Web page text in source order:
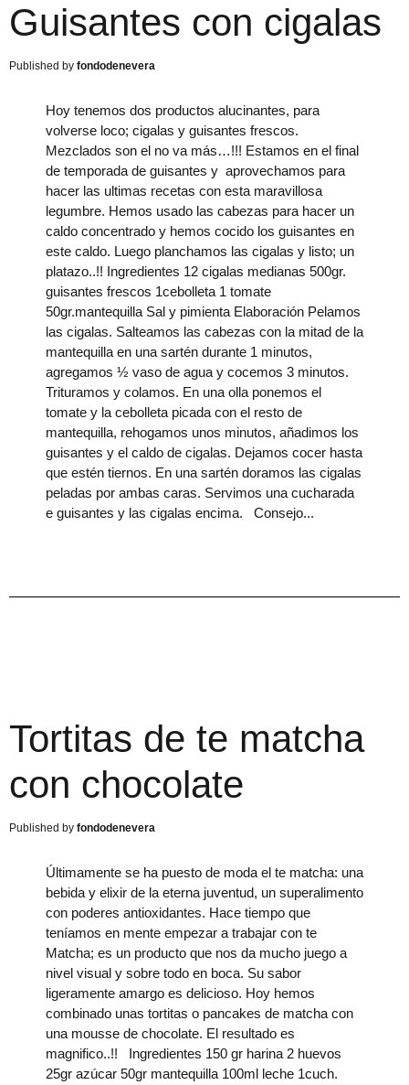
Guisantes con cigalas
fondodenevera
Hoy tenemos dos productos alucinantes, para
volverse loco; cigalas y guisantes frescos.
Mezclados son el no va más…!!! Estamos en el final
de temporada de guisantes y aprovechamos para
hacer las ultimas recetas con esta maravillosa
legumbre. Hemos usado las cabezas para hacer un
caldo concentrado y hemos cocido los guisantes en
este caldo. Luego planchamos las cigalas y listo; un
platazo..!! Ingredientes 12 cigalas medianas 500gr.
guisantes frescos 1cebolleta 1 tomate
50gr.mantequilla Sal y pimienta Elaboración Pelamos
las cigalas. Salteamos las cabezas con la mitad de la
mantequilla en una sartén durante 1 minutos,
agregamos ½ vaso de agua y cocemos 3 minutos.
Trituramos y colamos. En una olla ponemos el
tomate y la cebolleta picada con el resto de
mantequilla, rehogamos unos minutos, añadimos los
guisantes y el caldo de cigalas. Dejamos cocer hasta
que estén tiernos. En una sartén doramos las cigalas
peladas por ambas caras. Servimos una cucharada
e guisantes y las cigalas encima. Consejo
Tortitas de te matcha
con chocolate
fondodenevera
Últimamente se ha puesto de moda el te matcha: una
bebida y elixir de la eterna juventud, un superalimento
con poderes antioxidantes. Hace tiempo que
teníamos en mente empezar a trabajar con te
Matcha; es un producto que nos da mucho juego a
nivel visual y sobre todo en boca. Su sabor
ligeramente amargo es delicioso. Hoy hemos
combinado unas tortitas o pancakes de matcha con
una mousse de chocolate. El resultado es
magnifico..!! Ingredientes 150 gr harina 2 huevos
25gr azúcar 50gr mantequilla 100ml leche 1cuch.